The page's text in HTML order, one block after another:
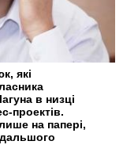
які
в низці
проектів.
на папері,